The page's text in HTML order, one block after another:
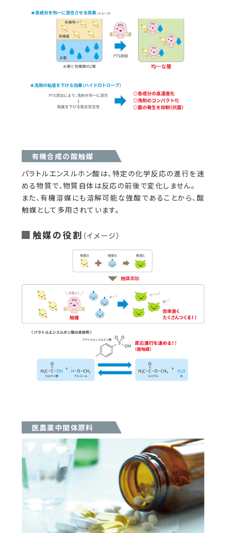
有機合成の酸触媒
パラトルエンスルホン酸は、特定の化学反応の進行を速
める物質で、物質自体は反応の前後で変化しません。
また、有機溶媒にも溶解可能な強酸であることから、酸
触媒として多用されています。
触媒の役割 （イメージ）
医農薬中間体原料